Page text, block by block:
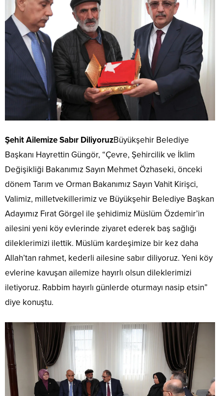
Şehit Ailemize Sabır DiliyoruzBüyükşehir Belediye
Başkanı Hayrettin Güngör, “Çevre, Şehircilik ve İklim
Değişikliği Bakanımız Sayın Mehmet Özhaseki, önceki
dönem Tarım ve Orman Bakanımız Sayın Vahit Kirişci,
Valimiz, milletvekillerimiz ve Büyükşehir Belediye Başkan
Adayımız Fırat Görgel ile şehidimiz Müslüm Özdemir’in
ailesini yeni köy evlerinde ziyaret ederek baş sağlığı
dileklerimizi ilettik. Müslüm kardeşimize bir kez daha
Allah’tan rahmet, kederli ailesine sabır diliyoruz. Yeni köy
evlerine kavuşan ailemize hayırlı olsun dileklerimizi
iletiyoruz. Rabbim hayırlı günlerde oturmayı nasip etsin”
diye konuştu.